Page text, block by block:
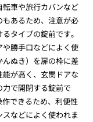
車や旅行カバンなど
あるため、注意が必
タイプの錠前です。
勝手口などによく使
ぬき）を扉の枠に差
が高く、玄関ドアな
で開閉する錠前で
できるため、利便性
などによく使われま